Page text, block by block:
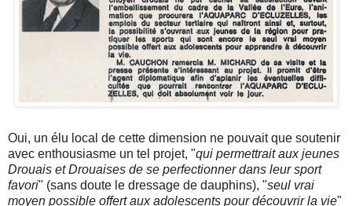
Oui, un élu local de cette dimension ne pouvait que soutenir
avec enthousiasme un tel projet, "qui permettrait aux jeunes
Drouais et Drouaises de se perfectionner dans leur sport
favori" (sans doute le dressage de dauphins), "seul vrai
moyen possible offert aux adolescents pour découvrir la vie"